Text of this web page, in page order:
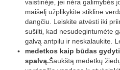
vaistinėje, jei nėra galimybės
maišelį užplikykite stikline
dangčiu. Leiskite atvėsti iki
sušilti, kad nesudegintumėte
galvą antpilu ir neskalaukite.
medetkos kaip būdas
spalvą.Šaukštą medetkų